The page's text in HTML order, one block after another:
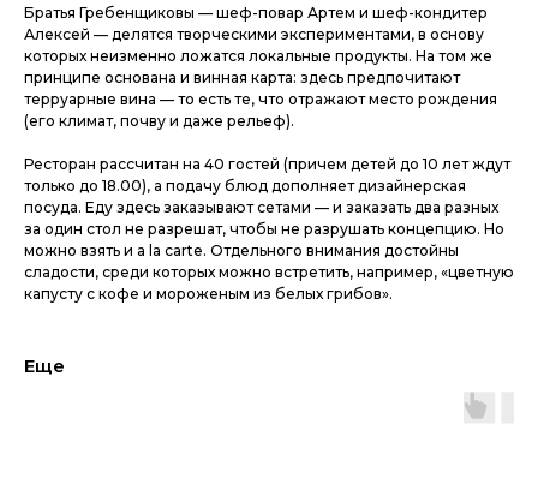
Братья Гребенщиковы — шеф-повар Артем и шеф-кондитер
Алексей — делятся творческими экспериментами, в основу
которых неизменно ложатся локальные продукты. На том же
принципе основана и винная карта: здесь предпочитают
терруарные вина — то есть те, что отражают место рождения
(его климат, почву и даже рельеф).
Ресторан рассчитан на 40 гостей (причем детей до 10 лет ждут
только до 18.00), а подачу блюд дополняет дизайнерская
посуда. Еду здесь заказывают сетами — и заказать два разных
за один стол не разрешат, чтобы не разрушать концепцию. Но
можно взять и a la carte. Отдельного внимания достойны
сладости, среди которых можно встретить, например, «цветную
капусту с кофе и мороженым из белых грибов».
Еще